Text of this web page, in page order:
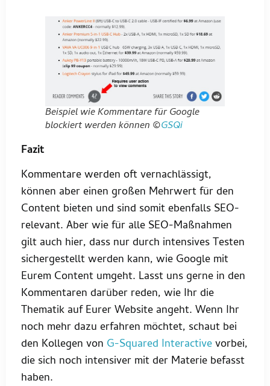
Beispiel wie Kommentare für Google
blockiert werden können ©GSQi
Fazit
Kommentare werden oft vernachlässigt,
können aber einen großen Mehrwert für den
Content bieten und sind somit ebenfalls SEO-
relevant. Aber wie für alle SEO-Maßnahmen
gilt auch hier, dass nur durch intensives Testen
sichergestellt werden kann, wie Google mit
Eurem Content umgeht. Lasst uns gerne in den
Kommentaren darüber reden, wie Ihr die
Thematik auf Eurer Website angeht. Wenn Ihr
noch mehr dazu erfahren möchtet, schaut bei
den Kollegen von G-Squared Interactivevorbei,
die sich noch intensiver mit der Materie befasst
haben.